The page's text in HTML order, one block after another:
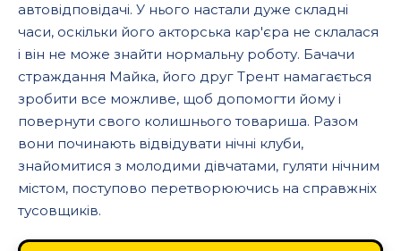
автовідповідачі. У нього настали дуже складні
часи, оскільки його акторська кар'єра не склалася
і він не може знайти нормальну роботу. Бачачи
страждання Майка, його друг Трент намагається
зробити все можливе, щоб допомогти йому і
повернути свого колишнього товариша. Разом
вони починають відвідувати нічні клуби,
знайомитися з молодими дівчатами, гуляти нічним
містом, поступово перетворюючись на справжніх
тусовщиків.